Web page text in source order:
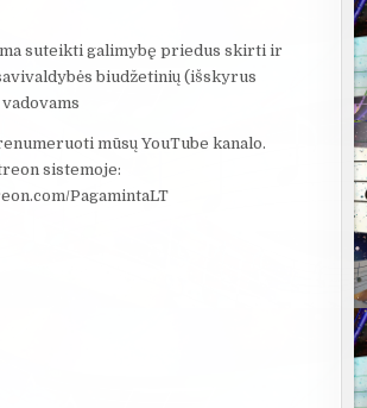
suteikti galimybę priedus skirti ir
biudžetinių (išskyrus
mūsų YouTube kanalo.
sistemoje:
PagamintaLT